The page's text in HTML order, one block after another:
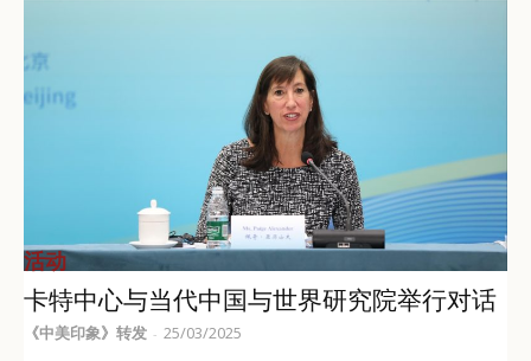
活动
卡特中心与当代中国与世界研究院举行对话
《中美印象》转发 - 25/03/2025